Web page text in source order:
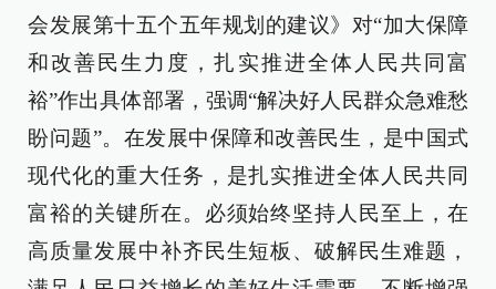
会发展第十五个五年规划的建议》对“加大保障
和改善民生力度，扎实推进全体人民共同富
裕”作出具体部署，强调“解决好人民群众急难愁
盼问题”。在发展中保障和改善民生，是中国式
现代化的重大任务，是扎实推进全体人民共同
富裕的关键所在。必须始终坚持人民至上，在
高质量发展中补齐民生短板、破解民生难题，